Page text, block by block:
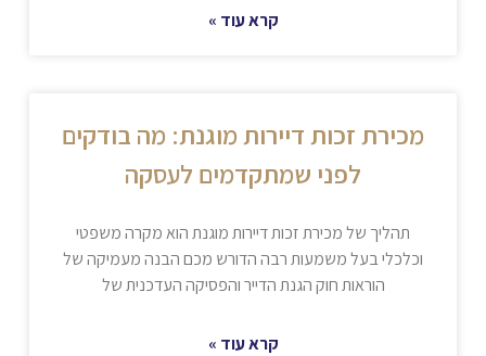
קרא עוד »
מכירת זכות דיירות מוגנת: מה בודקים
לפני שמתקדמים לעסקה
תהליך של מכירת זכות דיירות מוגנת הוא מקרה משפטי
וכלכלי בעל משמעות רבה הדורש מכם הבנה מעמיקה של
הוראות חוק הגנת הדייר והפסיקה העדכנית של
קרא עוד »